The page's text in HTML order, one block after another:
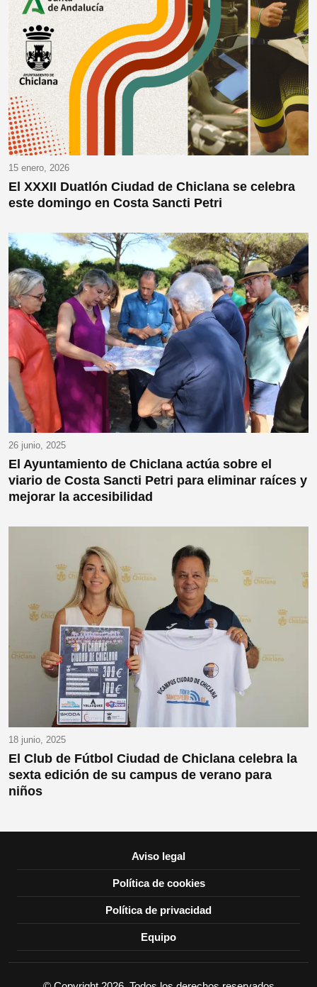
15 enero, 2026
El XXXII Duatlón Ciudad de Chiclana se celebra
este domingo en Costa Sancti Petri
26 junio, 2025
El Ayuntamiento de Chiclana actúa sobre el
viario de Costa Sancti Petri para eliminar raíces y
mejorar la accesibilidad
18 junio, 2025
El Club de Fútbol Ciudad de Chiclana celebra la
sexta edición de su campus de verano para
niños
Aviso legal
Política de cookies
Política de privacidad
Equipo